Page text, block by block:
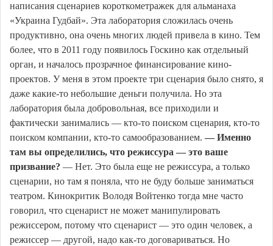
написания сценариев короткометражек для альманаха
«Украина Гудбай». Эта лаборатория сложилась очень
продуктивно, она очень многих людей привела в кино. Тем
более, что в 2011 году появилось Госкино как отдельный
орган, и началось прозрачное финансирование кино-
проектов. У меня в этом проекте три сценария было снято, я
даже какие-то небольшие деньги получила. Но эта
лаборатория была добровольная, все приходили и
фактически занимались — кто-то поиском сценария, кто-то
поиском компании, кто-то самообразованием. — Именно
там вы определились, что режиссура — это ваше
призвание? — Нет. Это была еще не режиссура, а только
сценарии, но там я поняла, что не буду больше заниматься
театром. Кинокритик Володя Войтенко тогда мне часто
говорил, что сценарист не может манипулировать
режиссером, потому что сценарист — это один человек, а
режиссер — другой, надо как-то договариваться. Но